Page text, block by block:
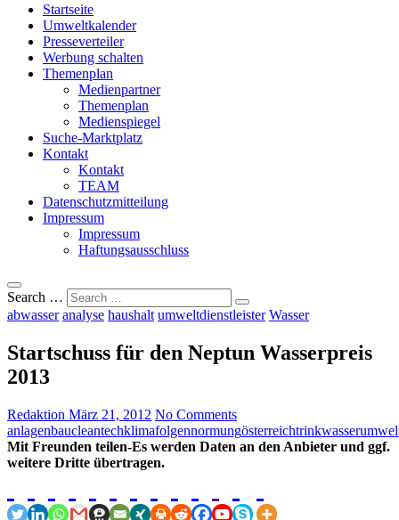
Startseite
Umweltkalender
Presseverteiler
Werbung schalten
Themenplan
Medienpartner
Themenplan
Medienspiegel
Suche-Marktplatz
Kontakt
Kontakt
TEAM
Datenschutzmitteilung
Impressum
Impressum
Haftungsausschluss
Search …
abwasser analyse haushalt umweltdienstleister Wasser
Startschuss für den Neptun Wasserpreis
2013
Redaktion März 21, 2012 No Comments
anlagenbaucleantechklimafolgennormungösterreichtrinkwasser
Mit Freunden teilen-Es werden Daten an den Anbieter und ggf.
weitere Dritte übertragen.